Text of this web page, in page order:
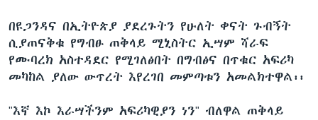
ይከተሉን
በዩጋንዳና በኢትዮጵያ ያደረጉትን የሁለት ቀናት ጉብኝት
ሲያጠናቅቁ የግብፁ ጠቅላይ ሚኒስትር ኢሣም ሻራፍ
የሙባረክ አስተዳደር የሚገለፅበት በግብፅና በጥቁር አፍሪካ
መካከል ያለው ውጥረት እየረገበ መምጣቱን አመልክተዋል፡፡
"እኛ እኮ እራሣችንም አፍሪካዊያን ነን" ብለዋል ጠቅላይ